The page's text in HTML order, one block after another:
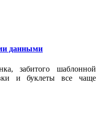
данными
забитого шаблонной
и буклеты все чаще